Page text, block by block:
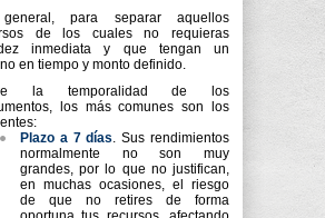
para separar aquellos
de los cuales no requieras
inmediata y que tengan un
en tiempo y monto definido.
la temporalidad de los
los más comunes son los
Plazo a 7 días. Sus rendimientos
normalmente no son muy
grandes, por lo que no justifican,
en muchas ocasiones, el riesgo
de que no retires de forma